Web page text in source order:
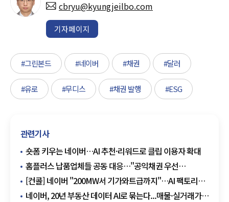
cbryu@kyungjeilbo.com
기자페이지
#그린본드 #네이버 #채권 #달러
#유로 #무디스 #채권 발행 #ESG
관련기사
숏폼 키우는 네이버…AI 추천·리워드로 클립 이용자 확대
홈플러스 납품업체들 공동 대응…"공익채권 우선
변제하라"
[컨콜] 네이버 "200MW서 기가와트급까지"…AI 팩토리
글로벌 확장 청사진
네이버, 20년 부동산 데이터 AI로 묶는다...매물·실거래가·